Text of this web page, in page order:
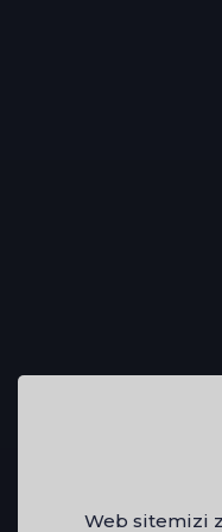
Web sitemizi